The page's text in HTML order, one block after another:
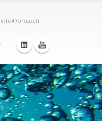
info@oreau.fr